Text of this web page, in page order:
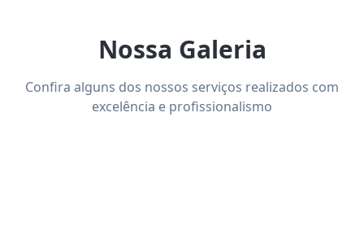
Nossa Galeria
Confira alguns dos nossos serviços realizados com
excelência e profissionalismo